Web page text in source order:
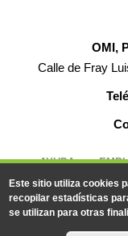
OMI,
Calle de Fray
© 2019-
AYUDA
Este sitio utiliza cookies
recopilar estadísticas
se utilizan para otras